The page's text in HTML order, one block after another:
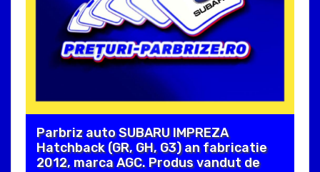
Parbriz auto SUBARU IMPREZA
Hatchback (GR, GH, G3) an fabricatie
2012, marca AGC. Produs vandut de